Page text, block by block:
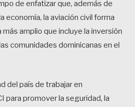
de enfatizar que, además de
economía, la aviación civil forma
amplio que incluye la inversión
comunidades dominicanas en el
del país de trabajar en
para promover la seguridad, la